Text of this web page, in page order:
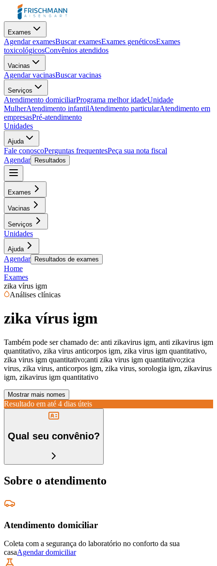
Exames
Agendar examesBuscar examesExames genéticosExames
toxicológicosConvênios atendidos
Vacinas
Agendar vacinasBuscar vacinas
Serviços
Atendimento domiciliarPrograma melhor idadeUnidade
MulherAtendimento infantilAtendimento particularAtendimento em
empresasPré-atendimento
Unidades
Ajuda
Fale conoscoPerguntas frequentesPeça sua nota fiscal
Agendar
Resultados
Exames
Vacinas
Serviços
Unidades
Ajuda
Agendar Resultados de exames
Home
Exames
zika vírus igm
Análises clínicas
zika vírus igm
Também pode ser chamado de: anti zikavirus igm, anti zikavirus igm
quantitativo, zika virus anticorpos igm, zika virus igm quantitativo,
zika virus igm quantitativo;anti zika virus igm quantitativo;zica
virus, zika virus, anticorpos igm, zika virus, sorologia igm, zikavirus
igm, zikavirus igm quantitativo
Mostrar mais nomes
Resultado em até 4 dias úteis
Qual seu convênio?
Sobre o atendimento
Atendimento domiciliar
Coleta com a segurança do laboratório no conforto da sua
casaAgendar domiciliar